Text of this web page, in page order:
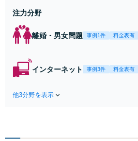
注力分野
離婚・男女問題 事例1件 料金表有
インターネット 事例3件 料金表有
他3分野を表示